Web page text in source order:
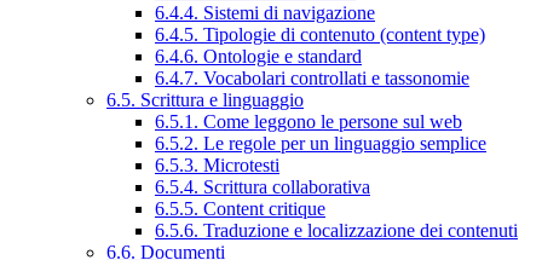
6.4.4. Sistemi di navigazione
6.4.5. Tipologie di contenuto (content type)
6.4.6. Ontologie e standard
6.4.7. Vocabolari controllati e tassonomie
6.5. Scrittura e linguaggio
6.5.1. Come leggono le persone sul web
6.5.2. Le regole per un linguaggio semplice
6.5.3. Microtesti
6.5.4. Scrittura collaborativa
6.5.5. Content critique
6.5.6. Traduzione e localizzazione dei contenuti
6.6. Documenti